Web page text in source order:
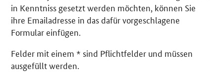
in Kenntniss gesetzt werden möchten, können Sie
ihre Emailadresse in das dafür vorgeschlagene
Formular einfügen.
Felder mit einem * sind Pflichtfelder und müssen
ausgefüllt werden.